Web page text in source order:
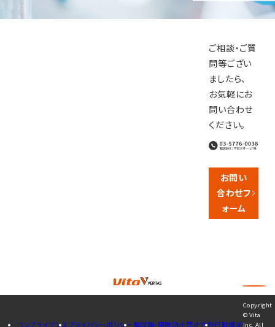
ご相談・ご質
問等ござい
ましたら、
お気軽にお
問い合わせ
ください。
お問い
合わせフ
ォーム
コンプライアンスプライバシーポリシー贈収賄・腐敗防止禁止方針行動規定
Copyright
© Vita
Inc. All